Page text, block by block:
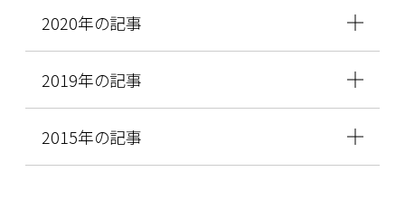
2020年の記事
2019年の記事
2015年の記事